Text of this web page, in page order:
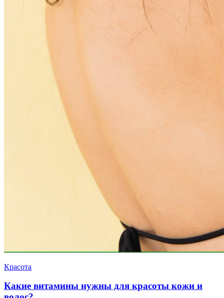
Красота
Какие витамины нужны для красоты кожи и